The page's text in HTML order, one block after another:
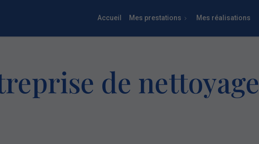
Accueil Mes prestations Mes réalisations
de nettoyage